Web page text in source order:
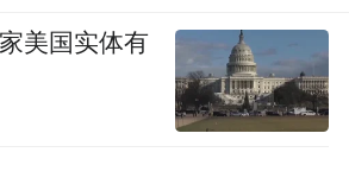
美国实体有